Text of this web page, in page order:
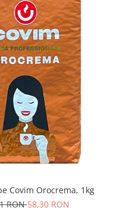
Covim Orocrema, 1kg
RON58,30 RON